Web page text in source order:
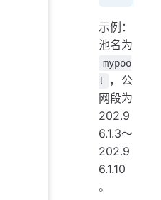
示例：
池名为
mypoo
l
，公
网段为
202.9
6.1.3～
202.9
6.1.10
。